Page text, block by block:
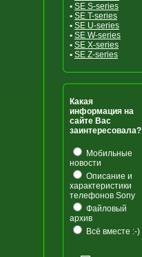
• SE S-series
• SE T-series
• SE U-series
• SE W-series
• SE X-series
• SE Z-series
Какая
информация на
сайте Вас
заинтересовала?
Мобильные
новости
Описание и
характеристики
телефонов Sony
Файловый
архив
Всё вместе :-)